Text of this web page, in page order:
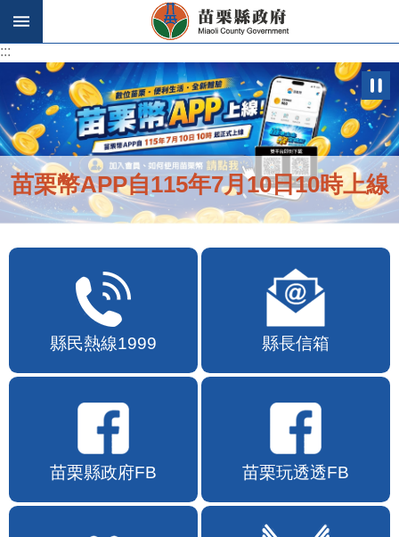
跳到主要內容區塊
:::
苗栗幣APP自115年7月10日10時上線
縣民熱線1999 縣長信箱
苗栗縣政府FB 苗栗玩透透FB